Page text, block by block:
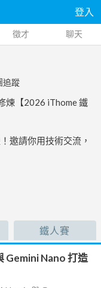
登入
徵才 聊天
追蹤
煉【2026 iThome 鐵
邀請你用技術交流，
鐵人賽
Gemini Nano 打造